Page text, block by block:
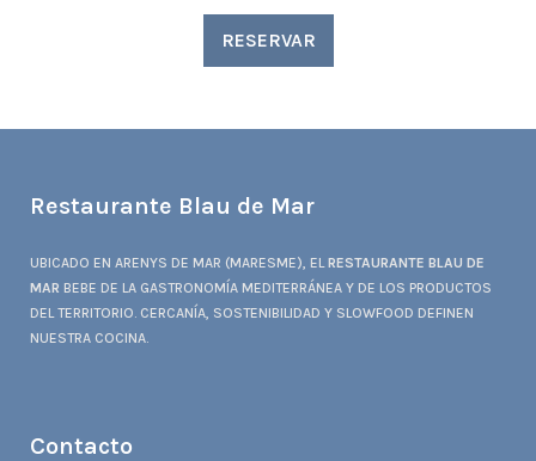
RESERVAR
Restaurante Blau de Mar
UBICADO EN ARENYS DE MAR (MARESME), EL RESTAURANTE BLAU DE
MAR BEBE DE LA GASTRONOMÍA MEDITERRÁNEA Y DE LOS PRODUCTOS
DEL TERRITORIO. CERCANÍA, SOSTENIBILIDAD Y SLOWFOOD DEFINEN
NUESTRA COCINA.
Contacto